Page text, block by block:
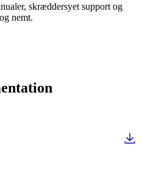
skræddersyet support og
nemt.